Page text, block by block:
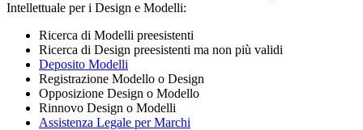
Intellettuale per i Design e Modelli:
Ricerca di Modelli preesistenti
Ricerca di Design preesistenti ma non più validi
Deposito Modelli
Registrazione Modello o Design
Opposizione Design o Modello
Rinnovo Design o Modelli
Assistenza Legale per Marchi